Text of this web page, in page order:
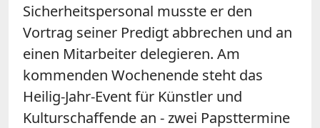
Sicherheitspersonal musste er den
Vortrag seiner Predigt abbrechen und an
einen Mitarbeiter delegieren. Am
kommenden Wochenende steht das
Heilig-Jahr-Event für Künstler und
Kulturschaffende an - zwei Papsttermine